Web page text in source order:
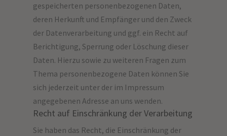
gespeicherten personenbezogenen Daten,
deren Herkunft und Empfänger und den Zweck
der Datenverarbeitung und ggf. ein Recht auf
Berichtigung, Sperrung oder Löschung dieser
Daten. Hierzu sowie zu weiteren Fragen zum
Thema personenbezogene Daten können Sie
sich jederzeit unter der im Impressum
angegebenen Adresse an uns wenden.
Recht auf Einschränkung der Verarbeitung
Sie haben das Recht, die Einschränkung der